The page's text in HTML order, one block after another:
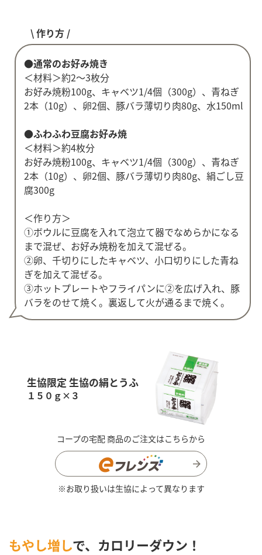
\ 作り方 /
●通常のお好み焼き
＜材料＞約2～3枚分
お好み焼粉100g、キャベツ1/4個（300g）、青ねぎ
2本（10g）、卵2個、豚バラ薄切り肉80g、水150ml
●ふわふわ豆腐お好み焼
＜材料＞約4枚分
お好み焼粉100g、キャベツ1/4個（300g）、青ねぎ
2本（10g）、卵2個、豚バラ薄切り肉80g、絹ごし豆
腐300g
＜作り方＞
①ボウルに豆腐を入れて泡立て器でなめらかになる
まで混ぜ、お好み焼粉を加えて混ぜる。
②卵、千切りにしたキャベツ、小口切りにした青ね
ぎを加えて混ぜる。
③ホットプレートやフライパンに②を広げ入れ、豚
バラをのせて焼く。裏返して火が通るまで焼く。
生協限定 生協の絹とうふ
１５０ｇ×３
コープの宅配 商品のご注文はこちらから
※お取り扱いは生協によって異なります
もやし増しで、カロリーダウン！